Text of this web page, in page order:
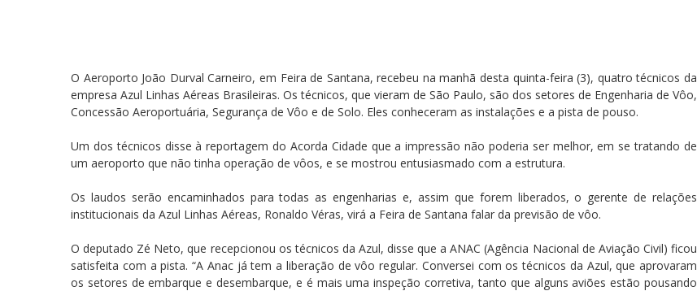
O Aeroporto João Durval Carneiro, em Feira de Santana, recebeu na manhã desta quinta-feira (3), quatro técnicos da
empresa Azul Linhas Aéreas Brasileiras. Os técnicos, que vieram de São Paulo, são dos setores de Engenharia de Vôo,
Concessão Aeroportuária, Segurança de Vôo e de Solo. Eles conheceram as instalações e a pista de pouso.
Um dos técnicos disse à reportagem do Acorda Cidade que a impressão não poderia ser melhor, em se tratando de
um aeroporto que não tinha operação de vôos, e se mostrou entusiasmado com a estrutura.
Os laudos serão encaminhados para todas as engenharias e, assim que forem liberados, o gerente de relações
institucionais da Azul Linhas Aéreas, Ronaldo Véras, virá a Feira de Santana falar da previsão de vôo.
O deputado Zé Neto, que recepcionou os técnicos da Azul, disse que a ANAC (Agência Nacional de Aviação Civil) ficou
satisfeita com a pista. “A Anac já tem a liberação de vôo regular. Conversei com os técnicos da Azul, que aprovaram
os setores de embarque e desembarque, e é mais uma inspeção corretiva, tanto que alguns aviões estão pousando